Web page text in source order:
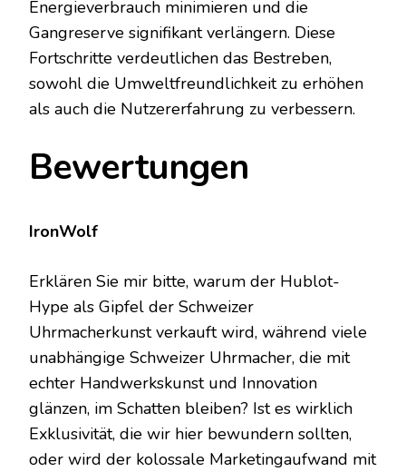
Energieverbrauch minimieren und die
Gangreserve signifikant verlängern. Diese
Fortschritte verdeutlichen das Bestreben,
sowohl die Umweltfreundlichkeit zu erhöhen
als auch die Nutzererfahrung zu verbessern.
Bewertungen
IronWolf
Erklären Sie mir bitte, warum der Hublot-
Hype als Gipfel der Schweizer
Uhrmacherkunst verkauft wird, während viele
unabhängige Schweizer Uhrmacher, die mit
echter Handwerkskunst und Innovation
glänzen, im Schatten bleiben? Ist es wirklich
Exklusivität, die wir hier bewundern sollten,
oder wird der kolossale Marketingaufwand mit